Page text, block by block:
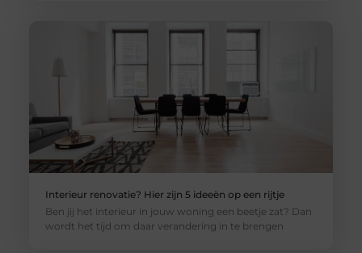
Interieur renovatie? Hier zijn 5 ideeën op een rijtje
Ben jij het interieur in jouw woning een beetje zat? Dan
wordt het tijd om daar verandering in te brengen